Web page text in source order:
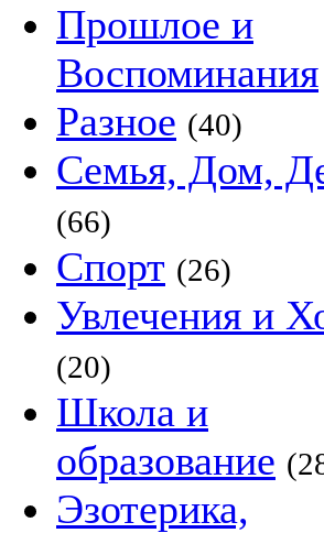
Прошлое и
Воспоминания
Разное (40)
Семья, Дом,
(66)
Спорт (26)
Увлечения и
(20)
Школа и
образование
Эзотерика,